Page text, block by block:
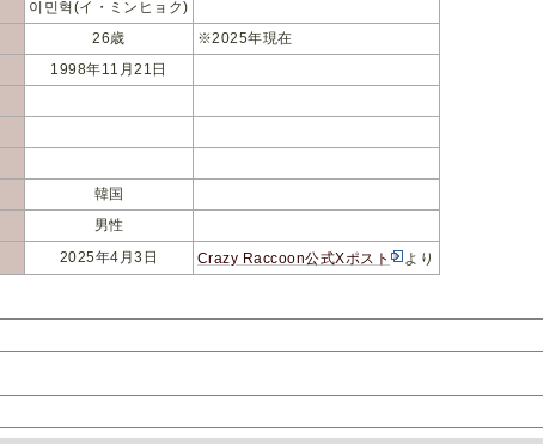
이민혁(イ・ミンヒョク)
26歳
※2025年現在
1998年11月21日
韓国
男性
2025年4月3日 Crazy Raccoon公式Xポスト より